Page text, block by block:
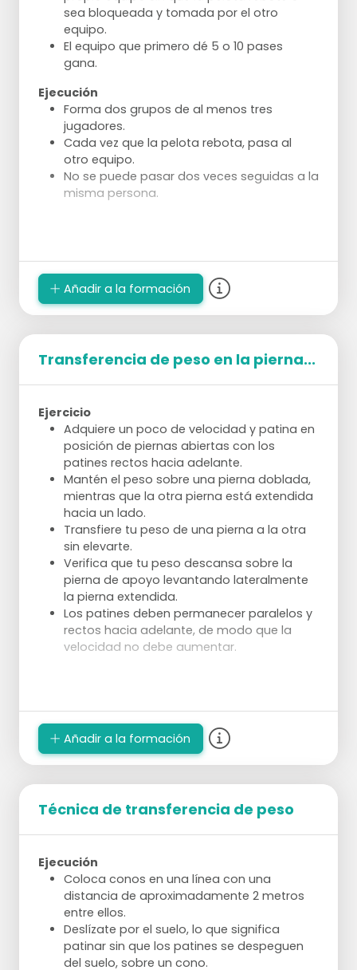
sea bloqueada y tomada por el otro
equipo.
El equipo que primero dé 5 o 10 pases
gana.
Ejecución
Forma dos grupos de al menos tres
jugadores.
Cada vez que la pelota rebota, pasa al
otro equipo.
No se puede pasar dos veces seguidas a la
misma persona.
Añadir a la formación
Transferencia de peso en la pierna...
Ejercicio
Adquiere un poco de velocidad y patina en
posición de piernas abiertas con los
patines rectos hacia adelante.
Mantén el peso sobre una pierna doblada,
mientras que la otra pierna está extendida
hacia un lado.
Transfiere tu peso de una pierna a la otra
sin elevarte.
Verifica que tu peso descansa sobre la
pierna de apoyo levantando lateralmente
la pierna extendida.
Los patines deben permanecer paralelos y
rectos hacia adelante, de modo que la
velocidad no debe aumentar.
Añadir a la formación
Técnica de transferencia de peso
Ejecución
Coloca conos en una línea con una
distancia de aproximadamente 2 metros
entre ellos.
Deslízate por el suelo, lo que significa
patinar sin que los patines se despeguen
del suelo, sobre un cono.